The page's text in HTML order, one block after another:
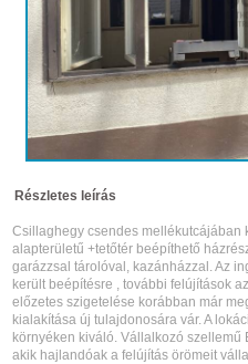
Részletes leírás
Csillaghegy csendes mellékutcájában
alapterületű +tetőtér beépíthető
garázzsal tárolóval, kazánházzal. Az
került beépítésre , további felújítások
előzetes szigetelése korábban már
kialakítása új tulajdonosára vár. A
környéken kiváló. Vállalkozó
akik hajlandóak a felújítás örömeit